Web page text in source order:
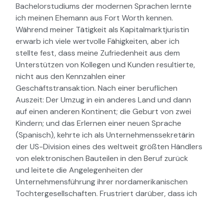
Bachelorstudiums der modernen Sprachen lernte
ich meinen Ehemann aus Fort Worth kennen.
Während meiner Tätigkeit als Kapitalmarktjuristin
erwarb ich viele wertvolle Fähigkeiten, aber ich
stellte fest, dass meine Zufriedenheit aus dem
Unterstützen von Kollegen und Kunden resultierte,
nicht aus den Kennzahlen einer
Geschäftstransaktion. Nach einer beruflichen
Auszeit: Der Umzug in ein anderes Land und dann
auf einen anderen Kontinent; die Geburt von zwei
Kindern; und das Erlernen einer neuen Sprache
(Spanisch), kehrte ich als Unternehmenssekretärin
der US-Division eines des weltweit größten Händlers
von elektronischen Bauteilen in den Beruf zurück
und leitete die Angelegenheiten der
Unternehmensführung ihrer nordamerikanischen
Tochtergesellschaften. Frustriert darüber, dass ich